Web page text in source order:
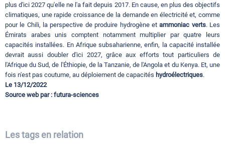
plus d'ici 2027 qu'elle ne l'a fait depuis 2017. En cause, en plus des objectifs
climatiques, une rapide croissance de la demande en électricité et, comme
pour le Chili, la perspective de produire hydrogène etammoniac verts. Les
Émirats arabes unis comptent notamment multiplier par quatre leurs
capacités installées. En Afrique subsaharienne, enfin, la capacité installée
devrait aussi doubler d'ici 2027, grâce aux efforts tout particuliers de
l'Afrique du Sud, de l'Éthiopie, de la Tanzanie, de l'Angola et du Kenya. Et, une
fois n'est pas coutume, au déploiement de capacités hydroélectriques.
Le 13/12/2022
Source web par : futura-sciences
Les tags en relation